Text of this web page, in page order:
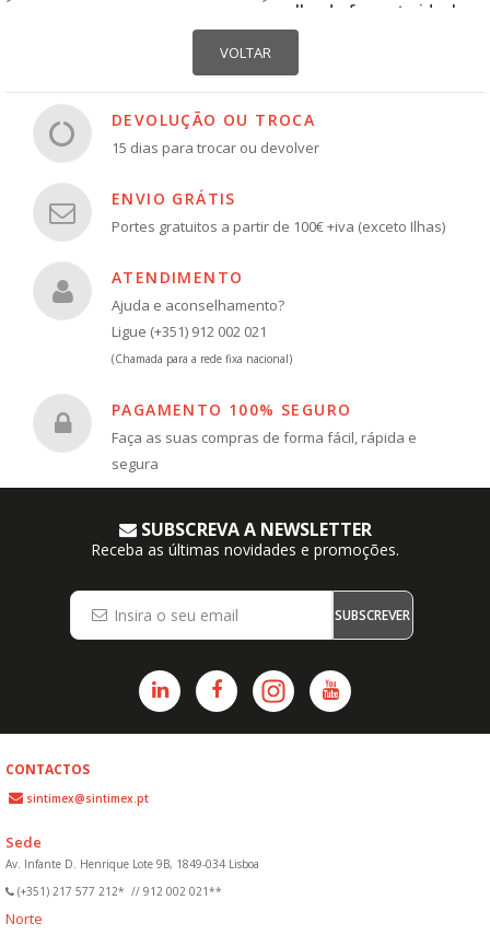
escolha do formato ideal
DEVOLUÇÃO OU TROCA
15 dias para trocar ou devolver
ENVIO GRÁTIS
Portes gratuitos a partir de 100€ +iva (exceto Ilhas)
ATENDIMENTO
Ajuda e aconselhamento?
Ligue (+351) 912 002 021
(Chamada para a rede fixa nacional)
PAGAMENTO 100% SEGURO
Faça as suas compras de forma fácil, rápida e
segura
SUBSCREVA A NEWSLETTER
Receba as últimas novidades e promoções.
SUBSCREVER
CONTACTOS
sintimex@sintimex.pt
Sede
Av. Infante D. Henrique Lote 9B, 1849-034 Lisboa
(+351) 217 577 212* // 912 002 021**
Norte